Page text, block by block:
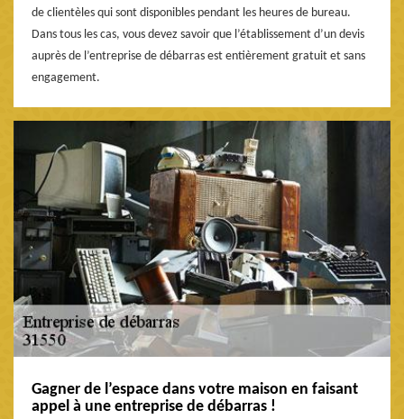
de clientèles qui sont disponibles pendant les heures de bureau.
Dans tous les cas, vous devez savoir que l’établissement d’un devis
auprès de l’entreprise de débarras est entièrement gratuit et sans
engagement.
Gagner de l’espace dans votre maison en faisant
appel à une entreprise de débarras !